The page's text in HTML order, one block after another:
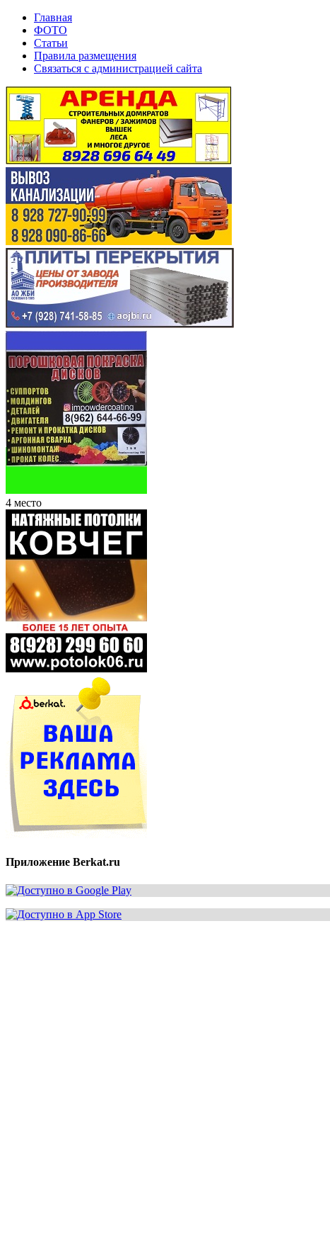
Главная
ФОТО
Статьи
Правила размещения
Связаться с администрацией сайта
4 место
Приложение Berkat.ru